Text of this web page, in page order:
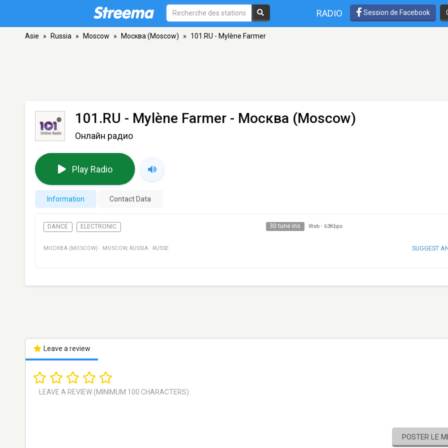
RADIO Session de Facebook
Asie » Russia » Moscow » Москва (Moscow) » 101.RU - Mylène Farmer
101.RU - Mylène Farmer - Москва (Moscow)
Онлайн радио
Play Radio
Information Contact Data
DANCE ELECTRONIC 30 tune ins Web - 63Kbps
МОСКВА (MOSCOW) · MOSCOW, RUSSIA · RUSSE SUGGEST
Leave a review
POSTER LE